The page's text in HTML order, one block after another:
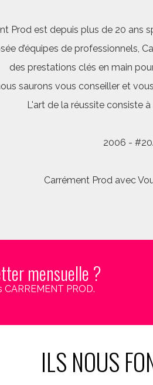
Prod est depuis plus de 20 ans
d’équipes de professionnels,
des prestations clés en main
saurons vous conseiller et
L'art de la réussite consiste
2006 -
Carrément Prod avec
mensuelle ?
PROD.
ILS NOUS